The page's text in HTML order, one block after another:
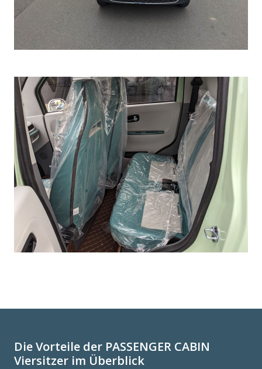
Die Vorteile der PASSENGER CABIN
Viersitzer im Überblick